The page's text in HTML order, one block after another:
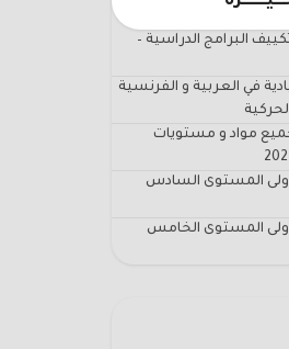
البرامج الدراسية –
في العربية و الفرنسية
مواد و مستويات
المستوى السادس
المستوى الخامس